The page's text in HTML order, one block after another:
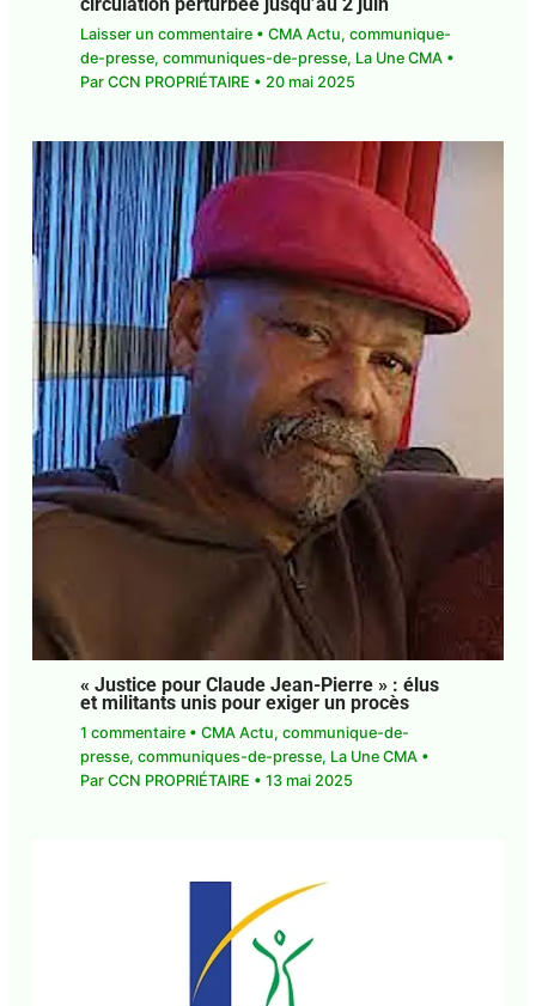
Laisser un commentaire CMA Actu
communique-de-presse
communiques-de-
presse , La Une CMA • Par CCN PROPRIÉTAIRE
« Justice pour Claude Jean-Pierre » : élus
et militants unis pour exiger un procès
1 commentaire • CMA Actu, communique-de-
presse, communiques-de-presse, La Une CMA •
Par CCN PROPRIÉTAIRE • 13 mai 2025
E-mail*
J'acceptel'accord de confidentialité